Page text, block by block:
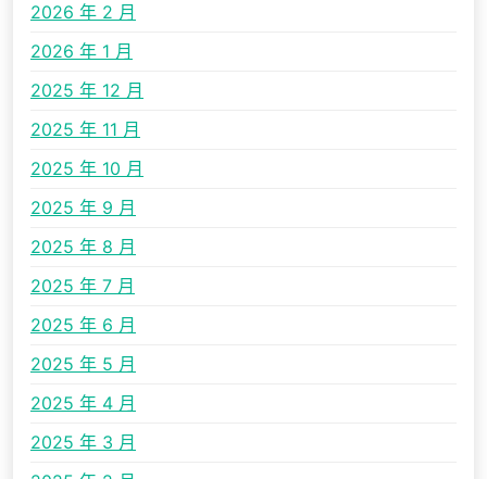
2026 年 2 月
2026 年 1 月
2025 年 12 月
2025 年 11 月
2025 年 10 月
2025 年 9 月
2025 年 8 月
2025 年 7 月
2025 年 6 月
2025 年 5 月
2025 年 4 月
2025 年 3 月